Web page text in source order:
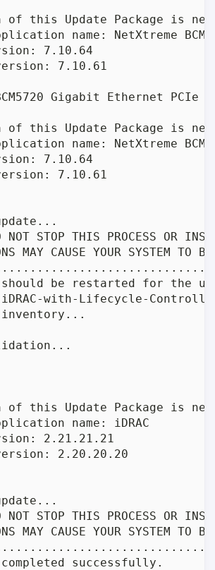
of this Update Package is
name: NetXtreme
7.10.64
7.10.61
Gigabit Ethernet PCIe
of this Update Package is
name: NetXtreme
7.10.64
7.10.61
NOT STOP THIS PROCESS OR
MAY CAUSE YOUR SYSTEM TO
should be restarted for the
with-Lifecycle-
of this Update Package is
name: iDRAC
2.21.21.21
2.20.20.20
NOT STOP THIS PROCESS OR
MAY CAUSE YOUR SYSTEM TO
successfully.